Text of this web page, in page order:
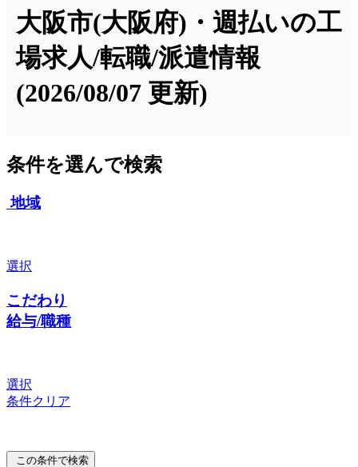
大阪市(大阪府)・週払いの工
場求人/転職/派遣情報
(2026/08/07 更新)
条件を選んで検索
地域
選択
こだわり
給与/職種
選択
条件クリア
この条件で検索